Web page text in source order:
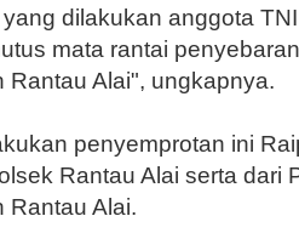
dilakukan anggota
mata rantai
Rantau Alai", ungkapnya.
penyemprotan ini
Rantau Alai serta dari
Rantau Alai.